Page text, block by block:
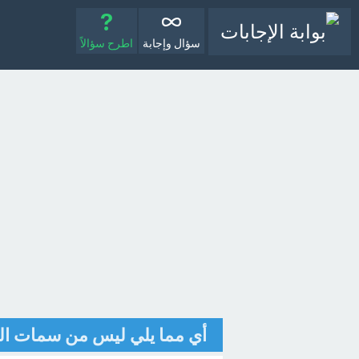
سؤال وإجابة اطرح سؤالاً
أي مما يلي ليس من سمات